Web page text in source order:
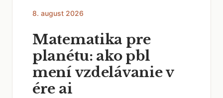
8. august 2026
Matematika pre
planétu: ako pbl
mení vzdelávanie v
ére ai